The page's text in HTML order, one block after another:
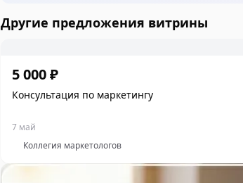
Другие предложения витрины
5 000 ₽
Консультация по маркетингу
7 май
Коллегия маркетологов